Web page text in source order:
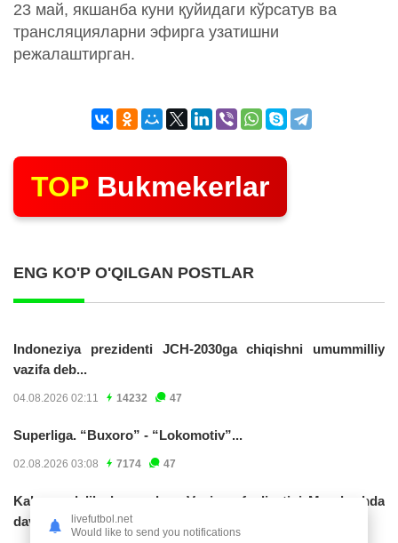
23 май, якшанба куни қуйидаги кўрсатув ва
трансляцияларни эфирга узатишни
режалаштирган.
TOP Bukmekerlar
ENG KO'P O'QILGAN POSTLAR
Indoneziya prezidenti JCH-2030ga chiqishni umummilliy
vazifa deb...
04.08.2026 02:11 14232 47
Superliga. “Buxoro” - “Lokomotiv”...
02.08.2026 03:08 7174 47
Kabo-verdelik darvozabon Vozinya faoliyatini Marokashda
davom ettirishi...
livefutbol.net
Would like to send you notifications